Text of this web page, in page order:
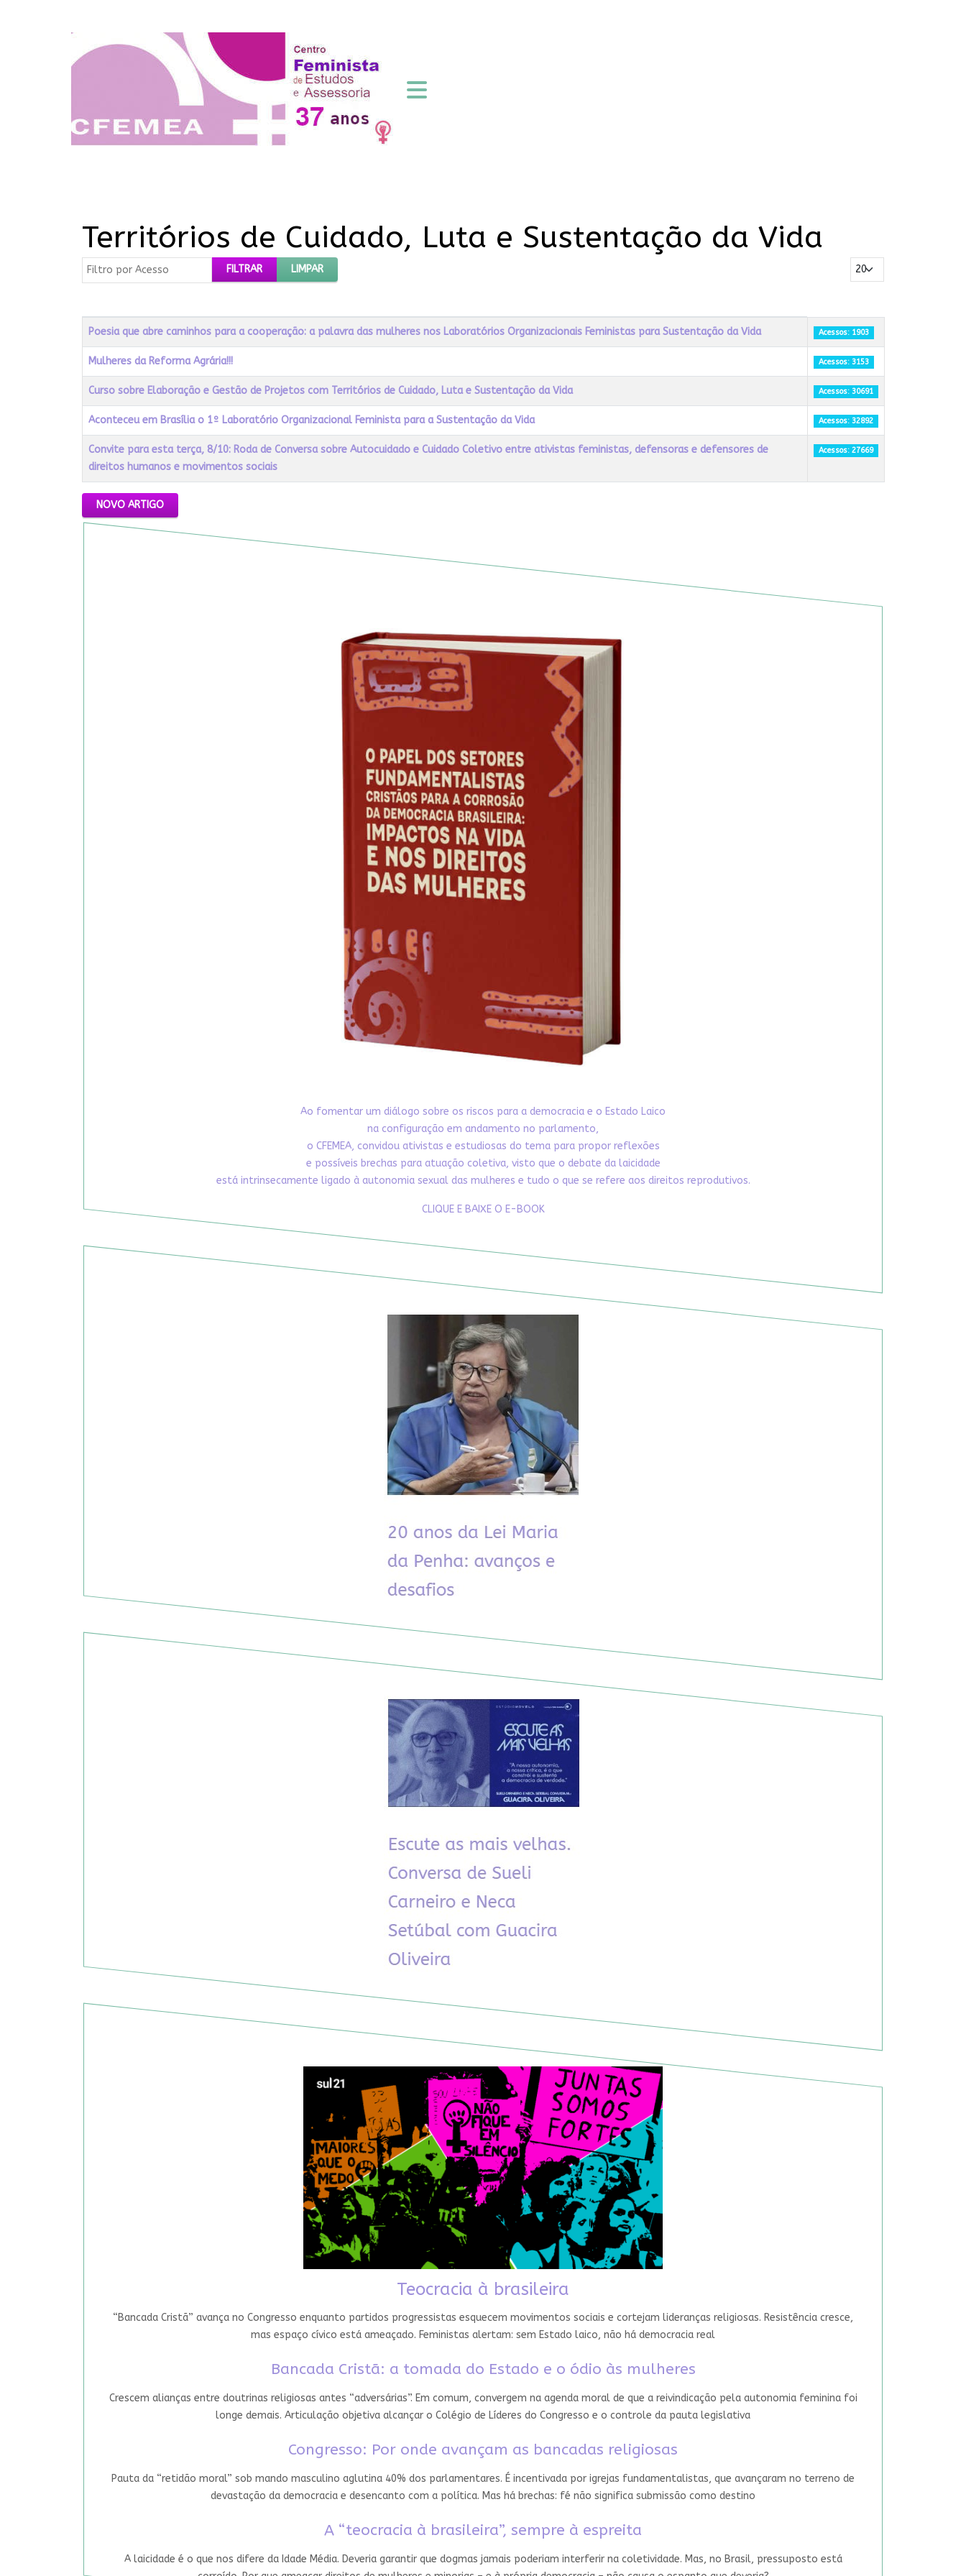
Territórios de Cuidado, Luta e Sustentação da Vida
Filtro por Acesso FILTRAR LIMPAR Mostrar #
Título Acessos
Poesia que abre caminhos para a cooperação: a palavra das mulheres nos Laboratórios Organizacionais Feministas para Sustentação da Vida Acessos: 1903
Mulheres da Reforma Agrária!!! Acessos: 3153
Curso sobre Elaboração e Gestão de Projetos com Territórios de Cuidado, Luta e Sustentação da Vida Acessos: 30691
Aconteceu em Brasília o 1º Laboratório Organizacional Feminista para a Sustentação da Vida Acessos: 32892
Convite para esta terça, 8/10: Roda de Conversa sobre Autocuidado e Cuidado Coletivo entre ativistas feministas, defensoras e defensores de
direitos humanos e movimentos sociais
Acessos: 27669
NOVO ARTIGO
Ao fomentar um diálogo sobre os riscos para a democracia e o Estado Laico
na configuração em andamento no parlamento,
o CFEMEA, convidou ativistas e estudiosas do tema para propor reflexões
e possíveis brechas para atuação coletiva, visto que o debate da laicidade
está intrinsecamente ligado à autonomia sexual das mulheres e tudo o que se refere aos direitos reprodutivos.
CLIQUE E BAIXE O E-BOOK
Teocracia à brasileira
“Bancada Cristã” avança no Congresso enquanto partidos progressistas esquecem movimentos sociais e cortejam lideranças religiosas. Resistência cresce,
mas espaço cívico está ameaçado. Feministas alertam: sem Estado laico, não há democracia real
Bancada Cristã: a tomada do Estado e o ódio às mulheres
Crescem alianças entre doutrinas religiosas antes “adversárias”. Em comum, convergem na agenda moral de que a reivindicação pela autonomia feminina foi
longe demais. Articulação objetiva alcançar o Colégio de Líderes do Congresso e o controle da pauta legislativa
Congresso: Por onde avançam as bancadas religiosas
Pauta da “retidão moral” sob mando masculino aglutina 40% dos parlamentares. É incentivada por igrejas fundamentalistas, que avançaram no terreno de
devastação da democracia e desencanto com a política. Mas há brechas: fé não significa submissão como destino
A “teocracia à brasileira”, sempre à espreita
A laicidade é o que nos difere da Idade Média. Deveria garantir que dogmas jamais poderiam interferir na coletividade. Mas, no Brasil, pressuposto está